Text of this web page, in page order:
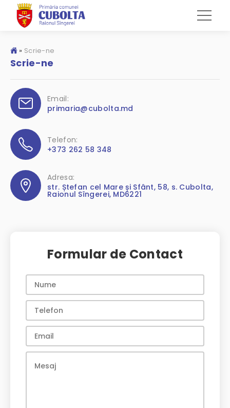
» Scrie-ne
Scrie-ne
Email:
primaria@cubolta.md
Telefon:
+373 262 58 348
Adresa:
str. Ștefan cel Mare și Sfânt, 58, s. Cubolta,
Raionul Sîngerei, MD6221
Formular de Contact